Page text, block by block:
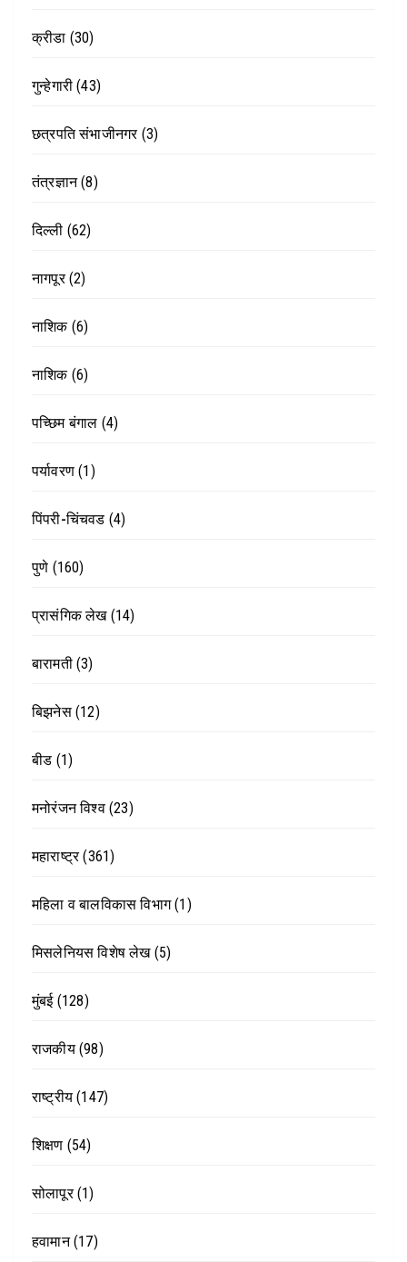
क्रीडा (30)
गुन्हेगारी (43)
छत्रपति संभाजीनगर(3)
तंत्रज्ञान(8)
दिल्ली (62)
नागपूर(2)
नाशिक(6)
नाशिक(6)
पच्छिम बंगाल (4)
पर्यावरण (1)
पिंपरी-चिंचवड (4)
पुणे (160)
प्रासंगिक लेख(14)
बारामती(3)
बिझनेस(12)
बीड (1)
मनोरंजन विश्व(23)
महाराष्ट्र(361)
महिला व बालविकास विभाग(1)
मिसलेनियस विशेष लेख(5)
मुंबई(128)
राजकीय(98)
राष्ट्रीय (147)
शिक्षण (54)
सोलापूर(1)
हवामान(17)